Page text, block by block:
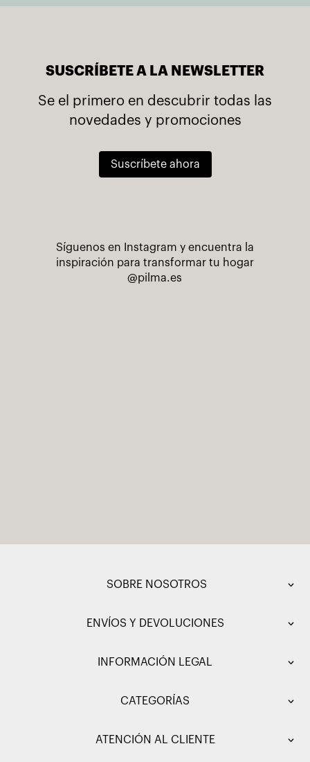
SUSCRÍBETE A LA NEWSLETTER
Se el primero en descubrir todas las
novedades y promociones
Suscríbete ahora
Síguenos en Instagram y encuentra la
inspiración para transformar tu hogar
@pilma.es
SOBRE NOSOTROS
ENVÍOS Y DEVOLUCIONES
INFORMACIÓN LEGAL
CATEGORÍAS
ATENCIÓN AL CLIENTE